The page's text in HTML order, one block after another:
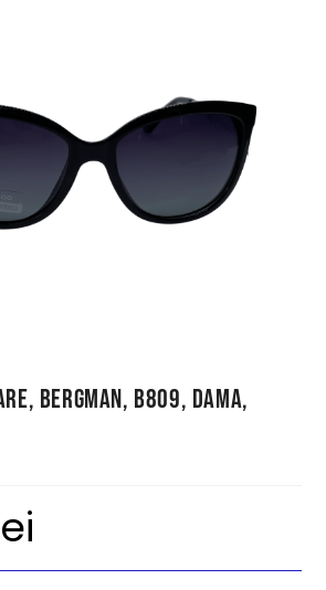
Bergman, B809, dama,